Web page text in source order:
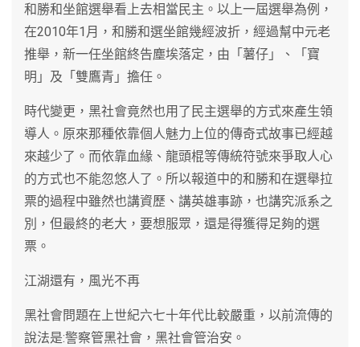
和勝和坐館選舉看上去相當民主。以上一屆選舉為例，
在2010年1月，和勝和選坐館幾經波折，經過幫中元老
推舉，新一任坐館終告塵埃落定，由「薯仔」、「寶
明」及「雙鷹青」擔任。
時代變更，黑社會竟然也用了民主選舉的方式來產生領
導人。原來那種依靠個人魅力上位的傳奇式故事已經越
來越少了。而依靠血緣、龍頭棍等傳統符號來爭取人心
的方式也不能忽悠人了。所以報道中的和勝和在選舉拉
票的過程中雖然也講資歷、講英雄事跡，也講究派系之
別，但最終的老大，要想服眾，還是得獲得足夠的選
票。
江湖還有，風光不再
黑社會問題在上世紀六七十年代比較嚴重，以前流傳的
說法是:警察管黑社會，黑社會管治安。